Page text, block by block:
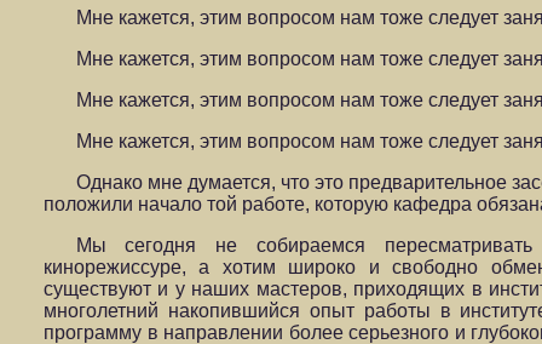
Мне кажется, этим вопросом нам тоже следует
Мне кажется, этим вопросом нам тоже следует
Мне кажется, этим вопросом нам тоже следует
Мне кажется, этим вопросом нам тоже следует
Однако мне думается, что это предварительное
положили начало той работе, которую кафедра
Мы сегодня не собираемся
кинорежиссуре, а хотим широко и свободно
существуют и у наших мастеров, приходящих в
многолетний накопившийся опыт работы в
программу в направлении более серьезного и